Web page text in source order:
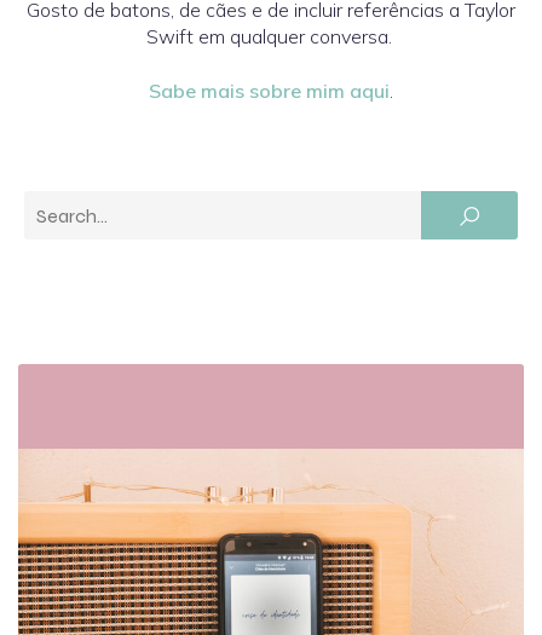
Gosto de batons, de cães e de incluir referências a Taylor
Swift em qualquer conversa.
Sabe mais sobre mim aqui.